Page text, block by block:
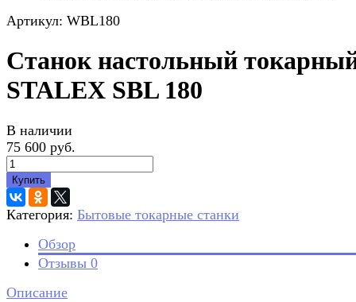
Артикул: WBL180
Станок настольный
STALEX SBL 180
В наличии
75 600 руб.
Купить
Категория: Бытовые токарные станки
Обзор
Отзывы 0
Описание